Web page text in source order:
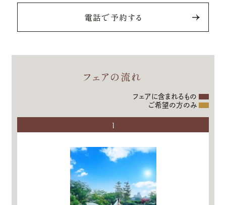
電話で予約する
フェアの流れ
フェアに含まれるもの
ご希望の方のみ
1